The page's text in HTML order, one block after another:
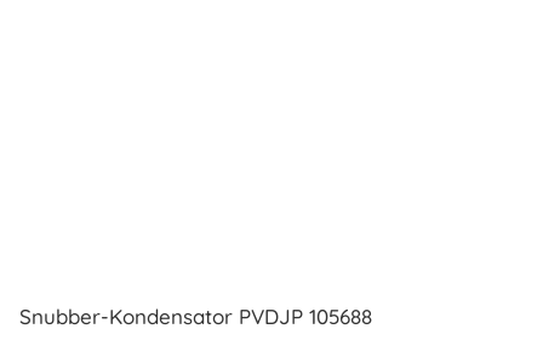
Snubber-Kondensator PVDJP 105688